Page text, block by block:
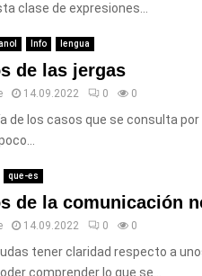
clase de expresiones...
Info lengua
de las jergas
14.09.2022 0 0
de los casos que se consulta
que-es
de la comunicación
14.09.2022 0 0
tener claridad respecto a
comprender lo que se...